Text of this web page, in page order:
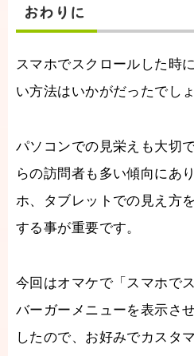
おわりに
スマホでスクロールした時
い方法はいかがだったでし
パソコンでの見栄えも大切
らの訪問者も多い傾向にあ
ホ、タブレットでの見え方
する事が重要です。
今回はオマケで「スマホで
バーガーメニューを表示さ
したので、お好みでカスタ